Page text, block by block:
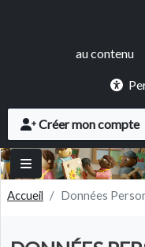
au contenu
User account
Créer mon compte
Accueil Données